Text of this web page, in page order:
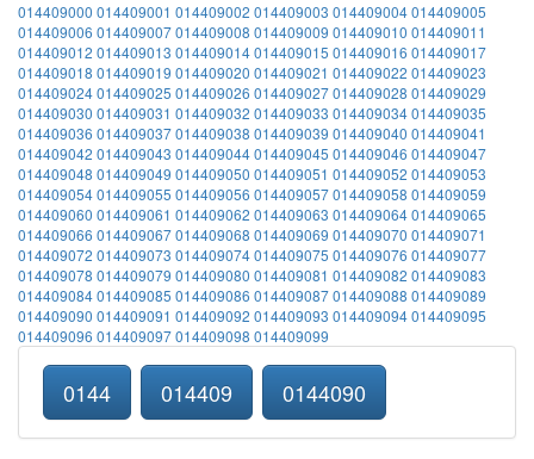
014409000 014409001 014409002 014409003 014409004014409005
014409006 014409007014409008 014409009 014409010 014409011
014409012 014409013 014409014014409015 014409016 014409017
014409018 014409019 014409020 014409021 014409022 014409023
014409024014409025 014409026 014409027014409028 014409029
014409030 014409031 014409032 014409033 014409034014409035
014409036 014409037014409038 014409039 014409040 014409041
014409042 014409043 014409044014409045 014409046 014409047
014409048 014409049 014409050 014409051 014409052 014409053
014409054014409055 014409056 014409057014409058 014409059
014409060 014409061 014409062 014409063 014409064014409065
014409066 014409067014409068 014409069 014409070 014409071
014409072 014409073 014409074014409075 014409076 014409077
014409078 014409079 014409080 014409081 014409082 014409083
014409084014409085 014409086 014409087014409088 014409089
014409090 014409091 014409092 014409093 014409094014409095
014409096 014409097014409098 014409099
0144 014409 0144090